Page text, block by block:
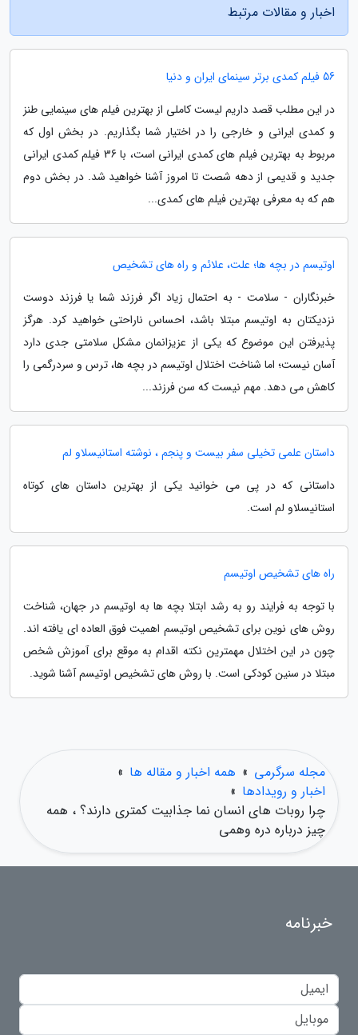
اخبار و مقالات مرتبط
56 فیلم کمدی برتر سینمای ایران و دنیا
در این مطلب قصد داریم لیست کاملی از بهترین فیلم های سینمایی طنز
و کمدی ایرانی و خارجی را در اختیار شما بگذاریم. در بخش اول که
مربوط به بهترین فیلم های کمدی ایرانی است، با 36 فیلم کمدی ایرانی
جدید و قدیمی از دهه شصت تا امروز آشنا خواهید شد. در بخش دوم
هم که به معرفی بهترین فیلم های کمدی...
اوتیسم در بچه ها؛ علت، علائم و راه های تشخیص
خبرنگاران - سلامت - به احتمال زیاد اگر فرزند شما یا فرزند دوست
نزدیکتان به اوتیسم مبتلا باشد، احساس ناراحتی خواهید کرد. هرگز
پذیرفتن این موضوع که یکی از عزیزانمان مشکل سلامتی جدی دارد
آسان نیست؛ اما شناخت اختلال اوتیسم در بچه ها، ترس و سردرگمی را
کاهش می دهد. مهم نیست که سن فرزند...
داستان علمی تخیلی سفر بیست و پنجم ، نوشته استانیسلاو لم
داستانی که در پی می خوانید یکی از بهترین داستان های کوتاه
استانیسلاو لم است.
راه های تشخیص اوتیسم
با توجه به فرایند رو به رشد ابتلا بچه ها به اوتیسم در جهان، شناخت
روش های نوین برای تشخیص اوتیسم اهمیت فوق العاده ای یافته اند.
چون در این اختلال مهمترین نکته اقدام به موقع برای آموزش شخص
مبتلا در سنین کودکی است. با روش های تشخیص اوتیسم آشنا شوید.
مجله سرگرمی » همه اخبار و مقاله ها »
اخبار و رویدادها »
چرا روبات های انسان نما جذابیت کمتری دارند؟ ، همه
چیز درباره دره وهمی
خبرنامه